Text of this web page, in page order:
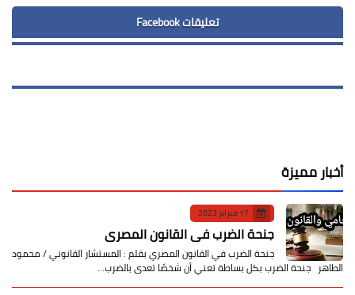
تعليقات Facebook
أخبار مميزة
17 فبراير 2023
جنحة الضرب في القانون المصري
جنحة الضرب في القانون المصري بقلم : المستشار القانوني / محمود
الطاهر جنحة الضرب بكل بساطة تعني أن شخصًا تعدى بالضرب…